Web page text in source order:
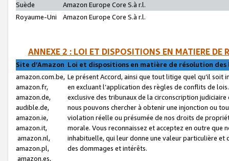
Suède
Amazon Europe Core S.à r.l.
Royaume-Uni
Amazon Europe Core S.à r.l.
ANNEXE 2 : LOI ET DISPOSITIONS EN MATIERE DE
Site d’Amazon Loi et dispositions en matière de résolution
amazon.com.be,
amazon.fr,
amazon.de,
audible.de,
amazon.ie,
amazon.it,
amazon.nl,
amazon.pl,
amazon.es,
Le présent Accord, ainsi que tout litige quel qu’il soit
en excluant l’application des règles de conflits de
exclusive des tribunaux de la circonscription
nous pouvons chercher à obtenir une injonction ou
violation réelle ou présumée de nos droits de
morale. Vous reconnaissez et acceptez en outre que
inhabituelle, qui leur donne une valeur particulière
des dommages et intérêts.